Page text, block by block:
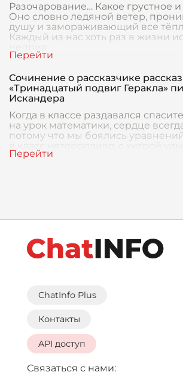
Разочарование… Какое грустное
Оно словно ледяной ветер,
душу и замораживающий все
Каждый из нас хоть раз в жизни
Сочинение о рассказчике
«Тринадцатый подвиг Геракла»
Искандера
Когда в классе раздавался
на урок математики, сердце
потому что мы боялись
в класс неторопливо, с хитрой
ChatInfo Plus
Контакты
API доступ
Связаться с нами: